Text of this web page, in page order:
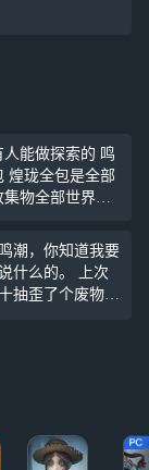
人能做探索的 鸣
煌珑全包是全部
集物全部世界任
鸣潮，你知道我要
什么的。 上次
抽歪了个废物，
是靠这样维持的